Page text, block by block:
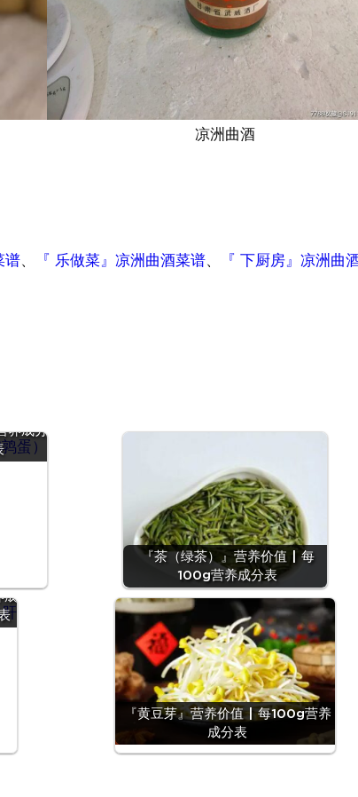
凉洲曲酒
谱、 『 乐做菜』凉洲曲酒菜谱、 『 下厨房』凉洲曲
养成分
『茶（绿茶）』营养价值 | 每
100g营养成分表
成
『黄豆芽』营养价值 | 每100g营养
成分表